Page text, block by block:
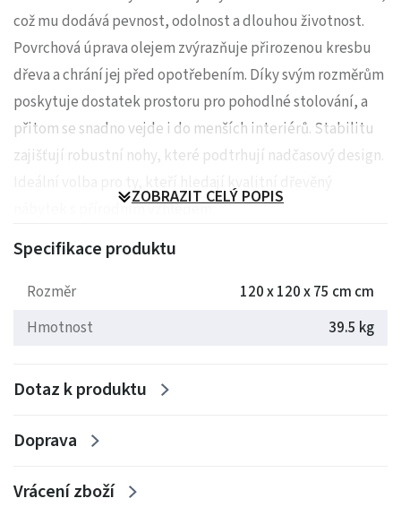
což mu dodává pevnost, odolnost a dlouhou životnost.
Povrchová úprava olejem zvýrazňuje přirozenou kresbu
dřeva a chrání jej před opotřebením. Díky svým rozměrům
poskytuje dostatek prostoru pro pohodlné stolování, a
přitom se snadno vejde i do menších interiérů. Stabilitu
zajišťují robustní nohy, které podtrhují nadčasový design.
Ideální volba pro ty, kteří hledají kvalitní dřevěný
nábytek s přírodním vzhledem.
Hmotnost: 39.5 kg
ZOBRAZIT CELÝ POPIS
Specifikace produktu
Rozměr
120 x 120 x 75 cm cm
Hmotnost
39.5 kg
Dotaz k produktu
Doprava
Vrácení zboží